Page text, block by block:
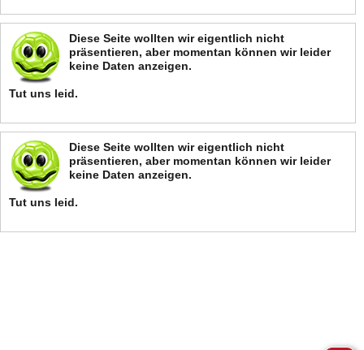
Diese Seite wollten wir eigentlich nicht
präsentieren, aber momentan können wir leider
keine Daten anzeigen.
Tut uns leid.
Diese Seite wollten wir eigentlich nicht
präsentieren, aber momentan können wir leider
keine Daten anzeigen.
Tut uns leid.